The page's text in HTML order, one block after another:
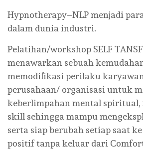
Hypnotherapy–NLP menjadi
dalam dunia industri.
Pelatihan/workshop SELF
menawarkan sebuah
memodifikasi perilaku
perusahaan/ organisasi untuk
keberlimpahan mental spiritual,
skill sehingga mampu
serta siap berubah setiap saat
positif tanpa keluar dari